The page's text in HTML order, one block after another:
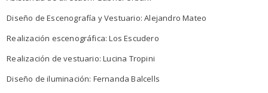
Diseño de Escenografía y Vestuario: Alejandro Mateo
Realización escenográfica: Los Escudero
Realización de vestuario: Lucina Tropini
Diseño de iluminación: Fernanda Balcells